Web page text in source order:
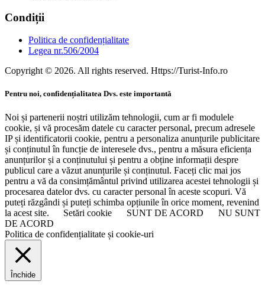
Condiții
Politica de confidențialitate
Legea nr.506/2004
Copyright © 2026. All rights reserved. Https://Turist-Info.ro
Pentru noi, confidențialitatea Dvs. este importantă
Noi și partenerii noștri utilizăm tehnologii, cum ar fi modulele
cookie, și vă procesăm datele cu caracter personal, precum adresele
IP și identificatorii cookie, pentru a personaliza anunțurile publicitare
și conținutul în funcție de interesele dvs., pentru a măsura eficiența
anunțurilor și a conținutului și pentru a obține informații despre
publicul care a văzut anunțurile și conținutul. Faceți clic mai jos
pentru a vă da consimțământul privind utilizarea acestei tehnologii și
procesarea datelor dvs. cu caracter personal în aceste scopuri. Vă
puteți răzgândi și puteți schimba opțiunile în orice moment, revenind
la acest site.
Setări cookie SUNT DE ACORD
NU SUNT
DE ACORD
Politica de confidențialitate și cookie-uri
Închide